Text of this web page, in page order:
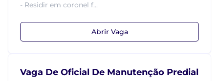
- Residir em coronel f...
Abrir Vaga
Vaga De Oficial De Manutenção Predial